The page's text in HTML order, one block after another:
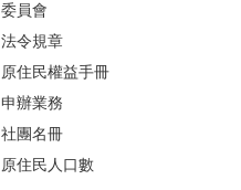
委員會
法令規章
原住民權益手冊
申辦業務
社團名冊
原住民人口數